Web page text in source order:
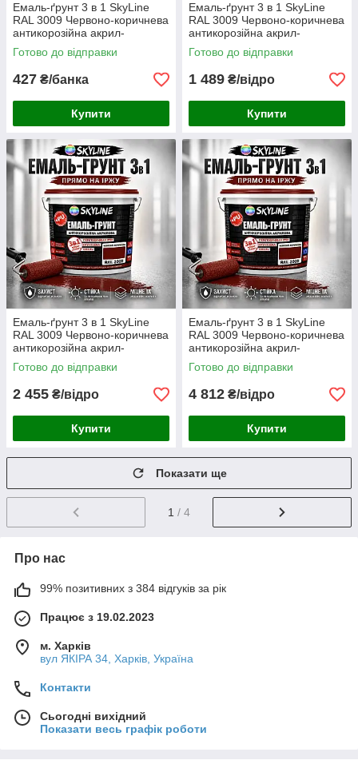
Емаль-ґрунт 3 в 1 SkyLine
RAL 3009 Червоно-коричнева
антикорозійна акрил-
поліуретанова фарба по
металу без запаху, 0.9 кг
Готово до відправки
427 ₴/банка
Купити
Емаль-ґрунт 3 в 1 SkyLine
RAL 3009 Червоно-коричнева
антикорозійна акрил-
поліуретанова фарба по
металу та іржі без запаху 3.6
Готово до відправки
1 489 ₴/відро
Купити
Емаль-ґрунт 3 в 1 SkyLine
RAL 3009 Червоно-коричнева
антикорозійна акрил-
поліуретанова фарба по
металу та іржі без запаху 6 кг
Готово до відправки
2 455 ₴/відро
Купити
Емаль-ґрунт 3 в 1 SkyLine
RAL 3009 Червоно-коричнева
антикорозійна акрил-
поліуретанова матова фарба
по металу та іржі 12 кг
Готово до відправки
4 812 ₴/відро
Купити
Показати ще
1 / 4
Про нас
99% позитивних з 384 відгуків за рік
Працює з 19.02.2023
м. Харків
вул ЯКІРА 34, Харків, Україна
Контакти
Сьогодні вихідний
Показати весь графік роботи